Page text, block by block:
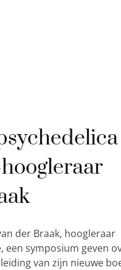
der Braak, hoogleraar
een symposium geven
van zijn nieuwe